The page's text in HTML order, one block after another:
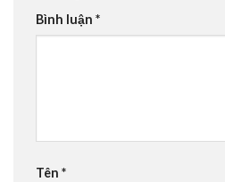
Bình luận *
Tên *